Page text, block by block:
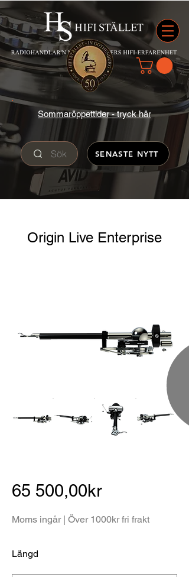
Sommaröppettider - tryck här
Sök SENASTE NYTT
Origin Live Enterprise
65 500,00kr
Moms ingår | Över 1000kr fri frakt
Längd